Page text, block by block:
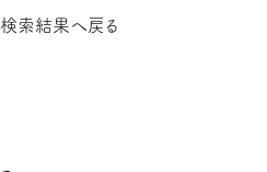
検索結果へ戻る